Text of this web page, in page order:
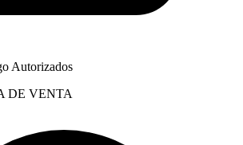
Autorizados
DE VENTA